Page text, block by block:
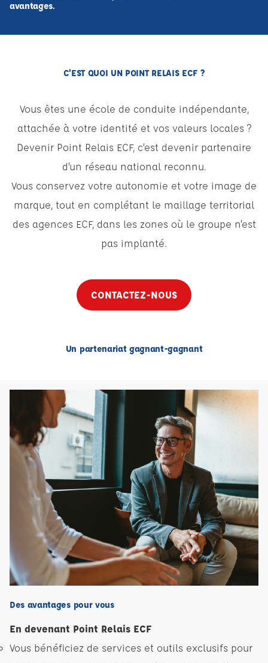
avantages.
C’EST QUOI UN POINT RELAIS ECF ?
Vous êtes une école de conduite indépendante,
attachée à votre identité et vos valeurs locales ?
Devenir Point Relais ECF, c’est devenir partenaire
d’un réseau national reconnu.
Vous conservez votre autonomie et votre image de
marque, tout en complétant le maillage territorial
des agences ECF, dans les zones où le groupe n’est
pas implanté.
CONTACTEZ-NOUS
Un partenariat gagnant-gagnant
Des avantages pour vous
En devenant Point Relais ECF
Vous bénéficiez de services et outils exclusifs pour